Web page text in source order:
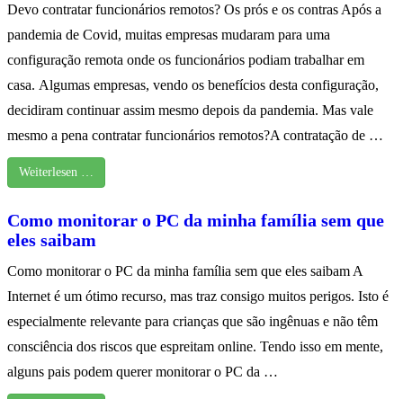
Devo contratar funcionários remotos? Os prós e os contras Após a
pandemia de Covid, muitas empresas mudaram para uma
configuração remota onde os funcionários podiam trabalhar em
casa. Algumas empresas, vendo os benefícios desta configuração,
decidiram continuar assim mesmo depois da pandemia. Mas vale
mesmo a pena contratar funcionários remotos?A contratação de …
Weiterlesen …
Como monitorar o PC da minha família sem que
eles saibam
Como monitorar o PC da minha família sem que eles saibam A
Internet é um ótimo recurso, mas traz consigo muitos perigos. Isto é
especialmente relevante para crianças que são ingênuas e não têm
consciência dos riscos que espreitam online. Tendo isso em mente,
alguns pais podem querer monitorar o PC da …